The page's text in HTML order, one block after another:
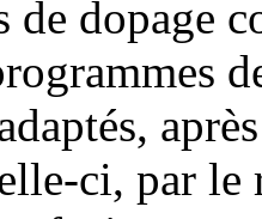
de dopage
ci, par le